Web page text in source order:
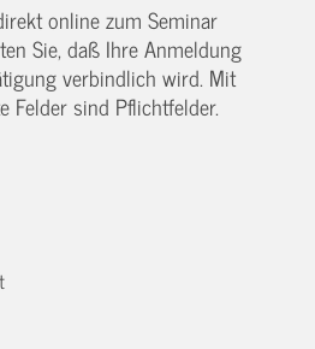
online zum Seminar
Sie, daß Ihre Anmeldung
verbindlich wird. Mit
Felder sind Pflichtfelder.